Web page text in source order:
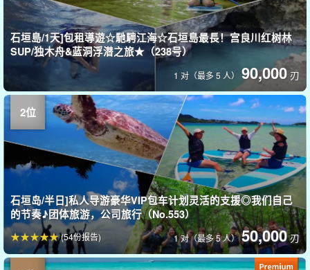
石垣島/1天]包租導遊☆馳騁江海☆石垣島最長！宫良川红树林
SUP/独木舟&蓝洞浮潜之旅★（238号）
1 对（最多 5 人） 90,000 刃
石垣岛/半日]私人导游豪华VIP包车计划灵活的支援◎我们自己
的节奏♪团体旅游，公司旅行（No.553）
1 对（最多 5 人）50,000 刃
(54份报告)